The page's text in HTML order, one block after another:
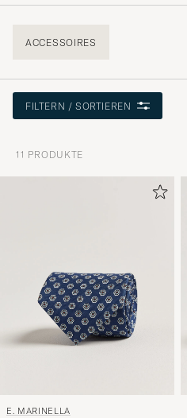
ACCESSOIRES
FILTERN / SORTIEREN
11 PRODUKTE
E. MARINELLA